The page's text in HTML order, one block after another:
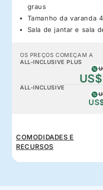
graus
Tamanho da varanda
Sala de jantar e sala
OS PREÇOS COMEÇAM A
ALL-INCLUSIVE PLUS
ALL-INCLUSIVE
COMODIDADES E
RECURSOS